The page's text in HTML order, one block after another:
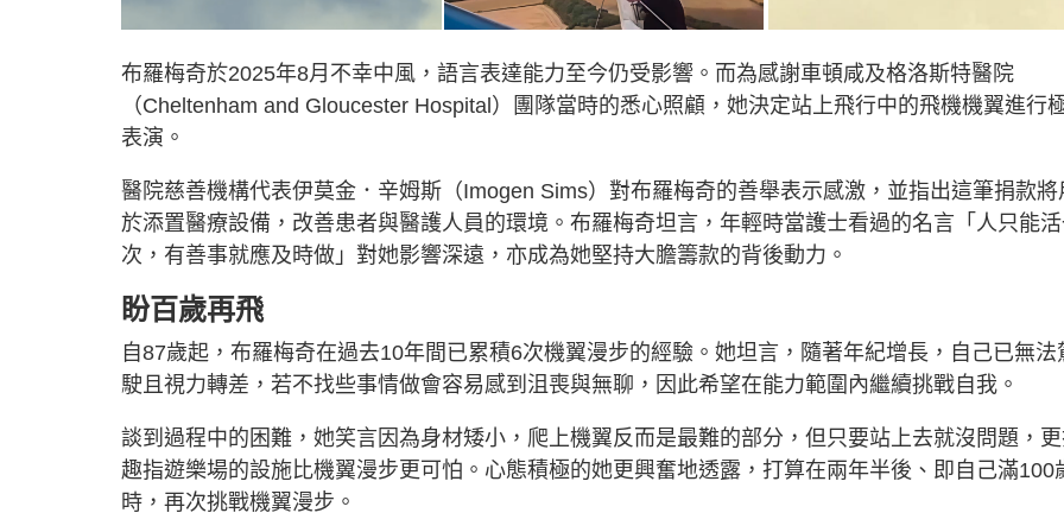
布羅梅奇於2025年8月不幸中風，語言表達能力至今仍受影響。而為感謝車頓咸及格洛斯特醫院
（Cheltenham and Gloucester Hospital）團隊當時的悉心照顧，她決定站上飛行中的飛機機翼進行
表演。
醫院慈善機構代表伊莫金．辛姆斯（Imogen Sims）對布羅梅奇的善舉表示感激，並指出這筆捐款將
於添置醫療設備，改善患者與醫護人員的環境。布羅梅奇坦言，年輕時當護士看過的名言「人只能
次，有善事就應及時做」對她影響深遠，亦成為她堅持大膽籌款的背後動力。
盼百歲再飛
自87歲起，布羅梅奇在過去10年間已累積6次機翼漫步的經驗。她坦言，隨著年紀增長，自己已無法
駛且視力轉差，若不找些事情做會容易感到沮喪與無聊，因此希望在能力範圍內繼續挑戰自我。
談到過程中的困難，她笑言因為身材矮小，爬上機翼反而是最難的部分，但只要站上去就沒問題，
趣指遊樂場的設施比機翼漫步更可怕。心態積極的她更興奮地透露，打算在兩年半後、即自己滿100
時，再次挑戰機翼漫步。